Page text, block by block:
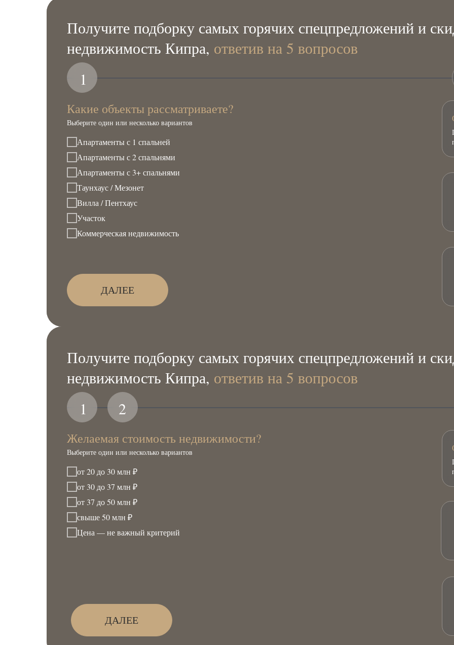
Выберите один или несколько вариантов
Получите подборку самых горячих спецпредложений и
недвижимость Кипра, ответив на 5 вопросов
Какие объекты рассматриваете?
Апартаменты с 1 спальней
Апартаменты с 2 спальнями
Апартаменты с 3+ спальнями
Таунхаус / Мезонет
Вилла / Пентхаус
Участок
Коммерческая недвижимость
ДАЛЕЕ
1
ДАЛЕЕ
1 2
Получите подборку самых горячих спецпредложений и
недвижимость Кипра, ответив на 5 вопросов
Желаемая стоимость недвижимости?
Выберите один или несколько вариантов
от 20 до 30 млн ₽
от 30 до 37 млн ₽
от 37 до 50 млн ₽
свыше 50 млн ₽
Цена — не важный критерий